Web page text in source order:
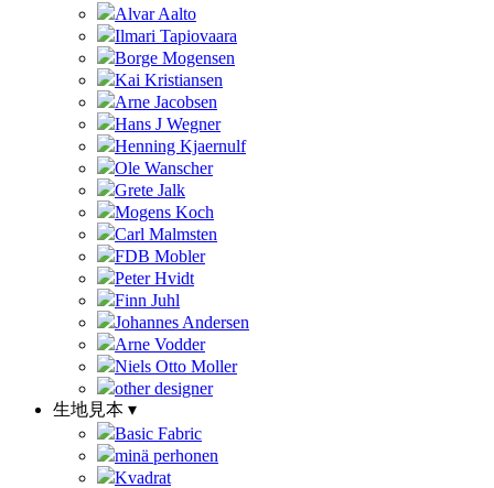
Alvar Aalto
Ilmari Tapiovaara
Borge Mogensen
Kai Kristiansen
Arne Jacobsen
Hans J Wegner
Henning Kjaernulf
Ole Wanscher
Grete Jalk
Mogens Koch
Carl Malmsten
FDB Mobler
Peter Hvidt
Finn Juhl
Johannes Andersen
Arne Vodder
Niels Otto Moller
other designer
生地見本 ▾
Basic Fabric
minä perhonen
Kvadrat